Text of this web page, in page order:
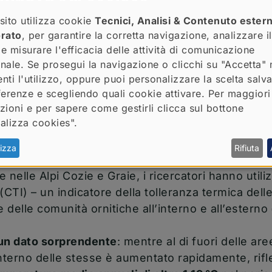
diretti sulle comunità di uccelli, in particolare
rappresentano strumenti fondamentali per
ma quanto sono realmente efficaci in un
cercato di rispondere il dott.Riccardo Alba
di Scienze della Vita e Biologia dei
Elevational shifts in bird communities reveal
climate change
, recentemente pubblicato
nuova finestra)
un periodo temporale di 13 anni di dati
nelle Alpi Cozie e Graie, i ricercatori hanno
(CTI) – un indicatore della tolleranza termica
delle comunità ornitiche all’interno e
dato sorprendente: mentre al di fuori delle
delle stesse è aumentato rapidamente,
utilizza cookie Tecnici, Analisi & Contenuto
, per garantire la corretta navigazione, analizzare il
misurare l'efficacia delle attività di comunicazione
Se prosegui la navigazione o clicchi su "Accetta"
l'utilizzo, oppure puoi personalizzare la scelta
e scegliendo quali cookie attivare. Per maggiori
e per sapere come gestirli clicca sul bottone
cookies".
Rifiuta